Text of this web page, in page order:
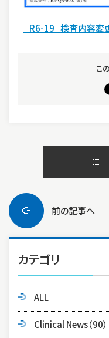
_R6-19_検査内容変
こ
前の記事へ
カテゴリ
ALL
Clinical News（90）